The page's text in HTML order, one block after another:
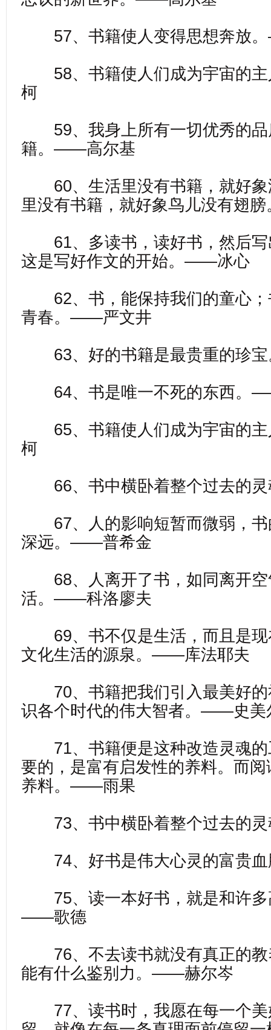
57、书籍使人变得思想奔放
58、书籍使人们成为宇宙的
柯
59、我身上所有一切优秀的品
籍。——高尔基
60、生活里没有书籍，就好象
里没有书籍，就好象鸟儿没有翅
61、多读书，读好书，然后写
这是写好作文的开始。——冰心
62、书，能保持我们的童心；
青春。——严文井
63、好的书籍是最贵重的珍
64、书是唯一不死的东西。
65、书籍使人们成为宇宙的
柯
66、书中横卧着整个过去的
67、人的影响短暂而微弱，书
深远。——普希金
68、人离开了书，如同离开空
活。——科洛廖夫
69、书不仅是生活，而且是现
文化生活的源泉。——库法耶夫
70、书籍把我们引入最美好的
识各个时代的伟大智者。——史美
71、书籍便是这种改造灵魂的
要的，是富有启发性的养料。而
养料。——雨果
73、书中横卧着整个过去的
74、好书是伟大心灵的富贵
75、读一本好书，就是和许多
——歌德
76、不去读书就没有真正的教
能有什么鉴别力。——赫尔岑
77、读书时，我愿在每一个美